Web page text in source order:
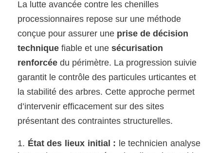
La lutte avancée contre les chenilles
processionnaires repose sur une méthode
conçue pour assurer une prise de décision
technique fiable et unesécurisation
renforcée du périmètre. La progression suivie
garantit le contrôle des particules urticantes et
la stabilité des arbres. Cette approche permet
d’intervenir efficacement sur des sites
présentant des contraintes structurelles.
État des lieux initial : le technicien analyse